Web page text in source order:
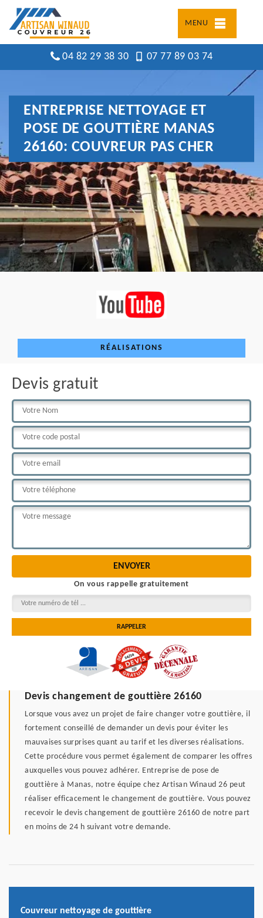
MENU
04 82 29 38 30 07 77 89 03 74
ENTREPRISE NETTOYAGE ET
POSE DE GOUTTIÈRE MANAS
26160: COUVREUR PAS CHER
RÉALISATIONS
Devis gratuit
On vous rappelle gratuitement
Devis changement de gouttière 26160
Lorsque vous avez un projet de faire changer votre gouttière, il
fortement conseillé de demander un devis pour éviter les
mauvaises surprises quant au tarif et les diverses réalisations.
Cette procédure vous permet également de comparer les offres
auxquelles vous pouvez adhérer. Entreprise de pose de
gouttière à Manas, notre équipe chez Artisan Winaud 26 peut
réaliser efficacement le changement de gouttière. Vous pouvez
recevoir le devis changement de gouttière 26160 de notre part
en moins de 24 h suivant votre demande.
Couvreur nettoyage de gouttière